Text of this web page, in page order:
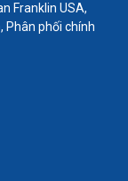
Franklin USA,
Phân phối chính